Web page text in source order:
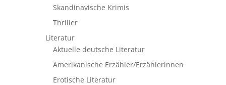
Skandinavische Krimis
Thriller
Literatur
Aktuelle deutsche Literatur
Amerikanische Erzähler/Erzählerinnen
Erotische Literatur